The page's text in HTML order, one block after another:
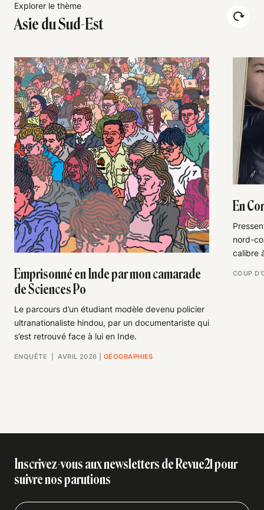
Explorer le thème
Asie du Sud-Est
Emprisonné en Inde par mon camarade
de Sciences Po
Le parcours d’un étudiant modèle devenu policier
ultranationaliste hindou, par un documentariste qui
s’est retrouvé face à lui en Inde.
ENQUÊTE | AVRIL 2026 |GÉOGRAPHIES
En
nord-
calibre
COUP
Inscrivez-vous aux newsletters de Revue21 pour
suivre nos parutions